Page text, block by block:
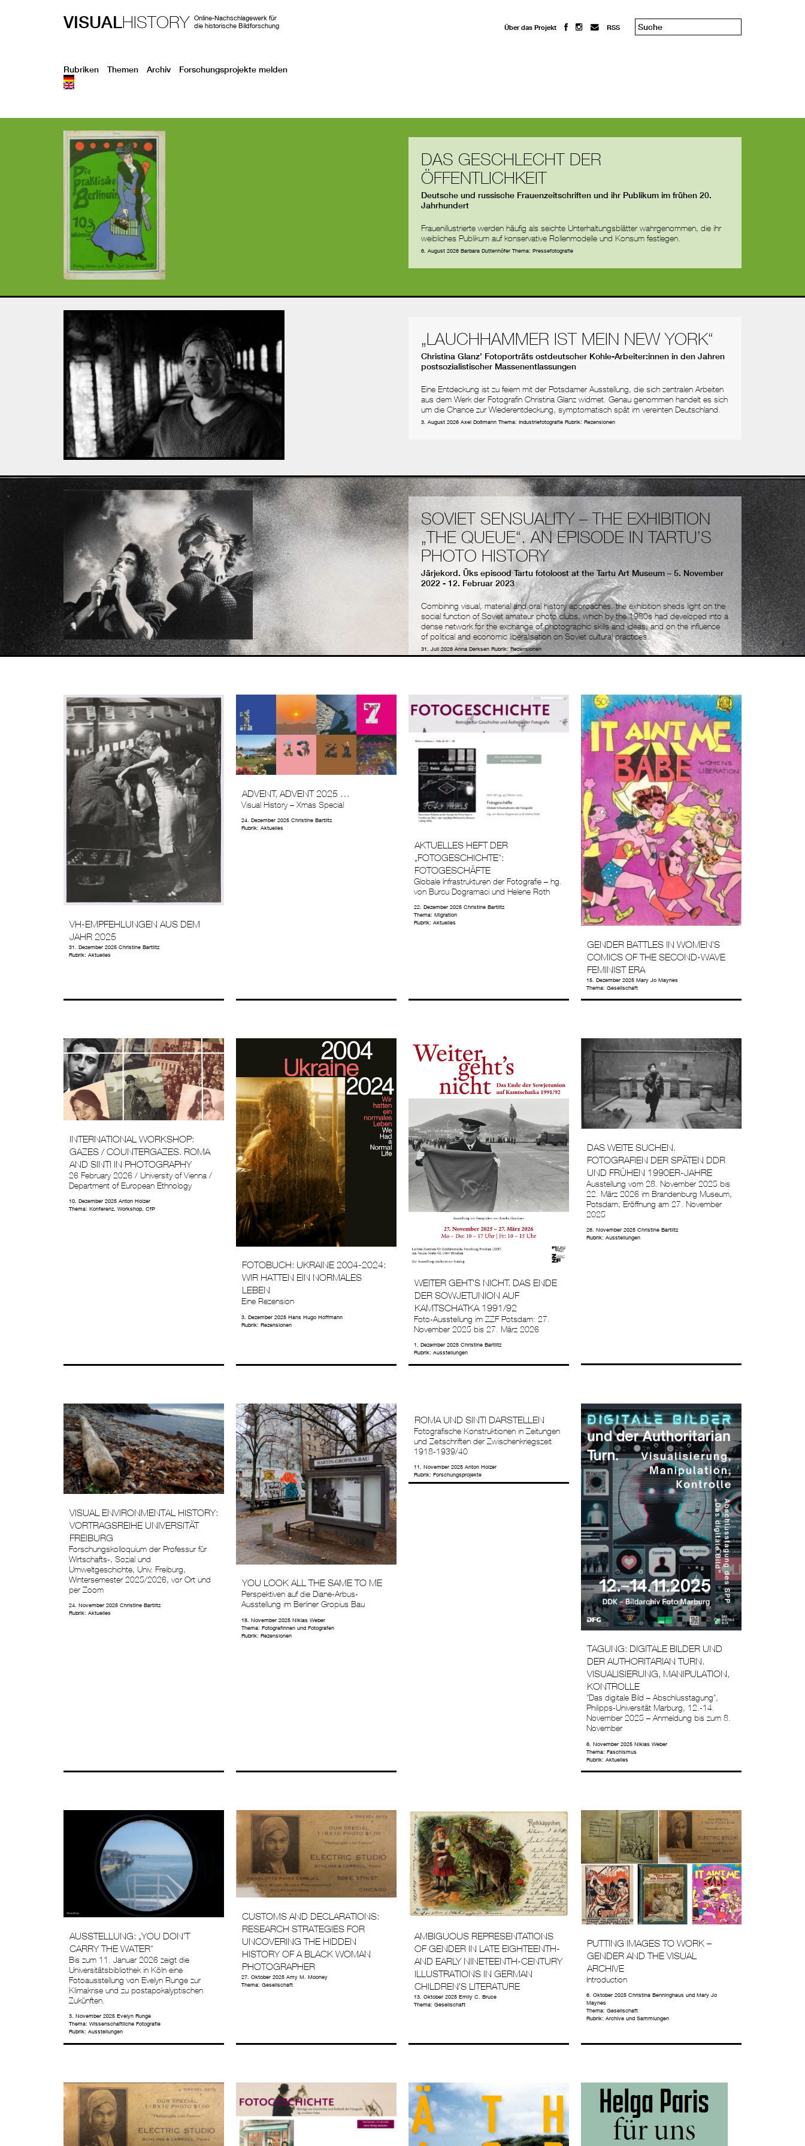
VISUALHISTORY
Online-Nachschlagewerk für
die historische Bildforschung
Über das Projekt RSS
Rubriken Themen Archiv Forschungsprojekte melden
DAS GESCHLECHT DER
ÖFFENTLICHKEIT
Deutsche und russische Frauenzeitschriften und ihr Publikum im frühen 20.
Jahrhundert
Frauenillustrierte werden häufig als seichte Unterhaltungsblätter wahrgenommen, die ihr
weibliches Publikum auf konservative Rollenmodelle und Konsum festlegen.
6. August 2026 Barbara Duttenhöfer Thema:Pressefotografie
„LAUCHHAMMER IST MEIN NEW YORK“
Christina Glanz’ Fotoporträts ostdeutscher Kohle-Arbeiter:innen in den Jahren
postsozialistischer Massenentlassungen
Eine Entdeckung ist zu feiern mit der Potsdamer Ausstellung, die sich zentralen Arbeiten
aus dem Werk der Fotografin Christina Glanz widmet. Genau genommen handelt es sich
um die Chance zur Wiederentdeckung, symptomatisch spät im vereinten Deutschland.
3. August 2026 Axel Doßmann Thema:Industriefotografie Rubrik:Rezensionen
SOVIET SENSUALITY – THE EXHIBITION
„THE QUEUE“. AN EPISODE IN TARTU’S
PHOTO HISTORY
Järjekord. Üks episood Tartu fotoloost at the Tartu Art Museum – 5. November
2022 - 12. Februar 2023
Combining visual, material and oral history approaches, the exhibition sheds light on the
social function of Soviet amateur photo clubs, which by the 1980s had developed into a
dense network for the exchange of photographic skills and ideas, and on the influence
of political and economic liberalisation on Soviet cultural practices.
31. Juli 2026 Anna Derksen Rubrik:Rezensionen
VH-EMPFEHLUNGEN AUS DEM
JAHR 2025
31. Dezember 2025 Christine Bartlitz
Rubrik: Aktuelles
ADVENT, ADVENT 2025 …
Visual History – Xmas Special
24. Dezember 2025 Christine Bartlitz
Rubrik: Aktuelles
AKTUELLES HEFT DER
„FOTOGESCHICHTE“:
FOTOGESCHÄFTE
Globale Infrastrukturen der Fotografie – hg.
von Burcu Dogramaci und Helene Roth
22. Dezember 2025 Christine Bartlitz
Thema: Migration
Rubrik: Aktuelles
GENDER BATTLES IN WOMEN’S
COMICS OF THE SECOND-WAVE
FEMINIST ERA
15. Dezember 2025 Mary Jo Maynes
Thema: Gesellschaft
INTERNATIONAL WORKSHOP:
GAZES / COUNTERGAZES. ROMA
AND SINTI IN PHOTOGRAPHY
26 February 2026 / University of Vienna /
Department of European Ethnology
10. Dezember 2025 Anton Holzer
Thema: Konferenz, Workshop, CfP
FOTOBUCH: UKRAINE 2004-2024:
WIR HATTEN EIN NORMALES
LEBEN
Eine Rezension
3. Dezember 2025 Hans Hugo Hoffmann
Rubrik: Rezensionen
WEITER GEHT’S NICHT. DAS ENDE
DER SOWJETUNION AUF
KAMTSCHATKA 1991/92
Foto-Ausstellung im ZZF Potsdam: 27.
November 2025 bis 27. März 2026
1. Dezember 2025 Christine Bartlitz
Rubrik: Ausstellungen
DAS WEITE SUCHEN.
FOTOGRAFIEN DER SPÄTEN DDR
UND FRÜHEN 1990ER-JAHRE
Ausstellung vom 28. November 2025 bis
22. März 2026 im Brandenburg Museum,
Potsdam; Eröffnung am 27. November
2025
26. November 2025 Christine Bartlitz
Rubrik: Ausstellungen
VISUAL ENVIRONMENTAL HISTORY:
VORTRAGSREIHE UNIVERSITÄT
FREIBURG
Forschungskolloquium der Professur für
Wirtschafts-, Sozial und
Umweltgeschichte, Univ. Freiburg,
Wintersemester 2025/2026, vor Ort und
per Zoom
24. November 2025 Christine Bartlitz
Rubrik: Aktuelles
YOU LOOK ALL THE SAME TO ME
Perspektiven auf die Diane-Arbus-
Ausstellung im Berliner Gropius Bau
18. November 2025 Niklas Weber
Thema: Fotografinnen und Fotografen
Rubrik: Rezensionen
ROMA UND SINTI DARSTELLEN
Fotografische Konstruktionen in Zeitungen
und Zeitschriften der Zwischenkriegszeit
1918-1939/40
11. November 2025 Anton Holzer
Rubrik: Forschungsprojekte
TAGUNG: DIGITALE BILDER UND
DER AUTHORITARIAN TURN.
VISUALISIERUNG, MANIPULATION,
KONTROLLE
"Das digitale Bild – Abschlusstagung",
Philipps-Universität Marburg, 12.-14.
November 2025 – Anmeldung bis zum 8.
November
6. November 2025 Niklas Weber
Thema: Faschismus
Rubrik: Aktuelles
AUSSTELLUNG: „YOU DON’T
CARRY THE WATER“
Bis zum 11. Januar 2026 zeigt die
Universitätsbibliothek in Köln eine
Fotoausstellung von Evelyn Runge zur
Klimakrise und zu postapokalyptischen
Zukünften.
3. November 2025 Evelyn Runge
Thema: Wissenschaftliche Fotografie
Rubrik: Ausstellungen
CUSTOMS AND DECLARATIONS:
RESEARCH STRATEGIES FOR
UNCOVERING THE HIDDEN
HISTORY OF A BLACK WOMAN
PHOTOGRAPHER
27. Oktober 2025 Amy M. Mooney
Thema: Gesellschaft
AMBIGUOUS REPRESENTATIONS
OF GENDER IN LATE EIGHTEENTH-
AND EARLY NINETEENTH-CENTURY
ILLUSTRATIONS IN GERMAN
CHILDREN’S LITERATURE
13. Oktober 2025 Emily C. Bruce
Thema: Gesellschaft
PUTTING IMAGES TO WORK –
GENDER AND THE VISUAL
ARCHIVE
Introduction
6. Oktober 2025 Christina Benninghausund Mary Jo
Maynes
Thema: Gesellschaft
Rubrik: Archive und Sammlungen